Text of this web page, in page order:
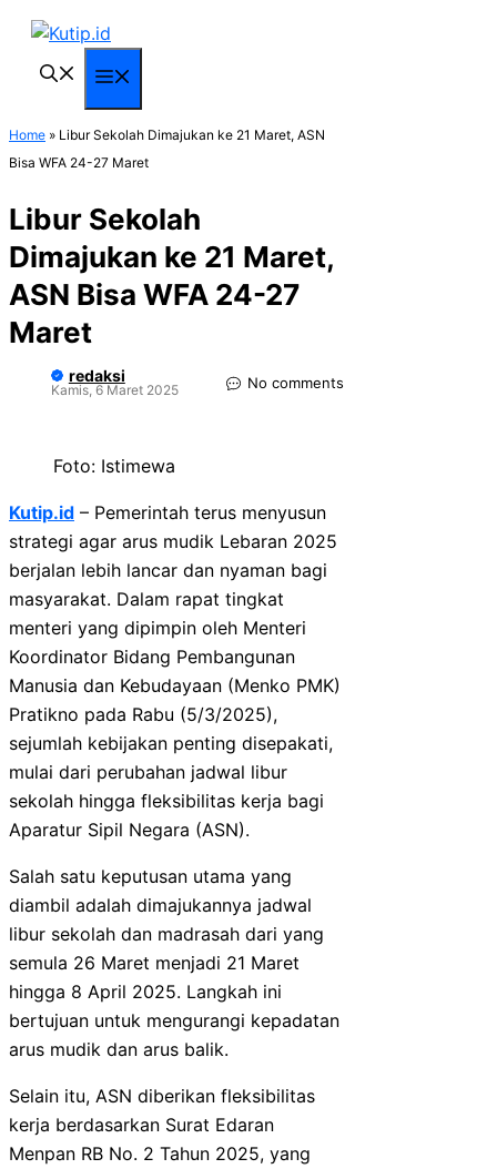
Langsung
Home » Libur Sekolah Dimajukan ke 21 Maret, ASN
Bisa WFA 24-27 Maret
Libur Sekolah
Dimajukan ke 21 Maret,
ASN Bisa WFA 24-27
Maret
redaksi
Kamis, 6 Maret 2025 No comments
Foto: Istimewa
Kutip.id – Pemerintah terus menyusun
strategi agar arus mudik Lebaran 2025
berjalan lebih lancar dan nyaman bagi
masyarakat. Dalam rapat tingkat
menteri yang dipimpin oleh Menteri
Koordinator Bidang Pembangunan
Manusia dan Kebudayaan (Menko PMK)
Pratikno pada Rabu (5/3/2025),
sejumlah kebijakan penting disepakati,
mulai dari perubahan jadwal libur
sekolah hingga fleksibilitas kerja bagi
Aparatur Sipil Negara (ASN).
Salah satu keputusan utama yang
diambil adalah dimajukannya jadwal
libur sekolah dan madrasah dari yang
semula 26 Maret menjadi 21 Maret
hingga 8 April 2025. Langkah ini
bertujuan untuk mengurangi kepadatan
arus mudik dan arus balik.
Selain itu, ASN diberikan fleksibilitas
kerja berdasarkan Surat Edaran
Menpan RB No. 2 Tahun 2025, yang